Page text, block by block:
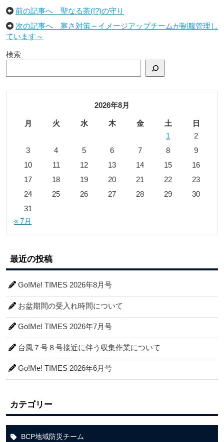
前の記事へ 聖なる茶(!?)の守り
次の記事へ 寒さ対策～イメージアップチームが制服管理し
ています～
検索
2026年8月
月 火 水 木 金 土
日
1
2
3
4 5 6 7 8
9
10
11 12 13 14 15
16
17
18 19 20 21 22
23
24
25 26 27 28 29
30
31
« 7月
最近の投稿
Go!Me! TIMES 2026年8月号
お盆期間の受入れ時間について
Go!Me! TIMES 2026年7月号
台風７号８号接近に伴う収集作業について
Go!Me! TIMES 2026年6月号
カテゴリー
BCP地域防災チーム